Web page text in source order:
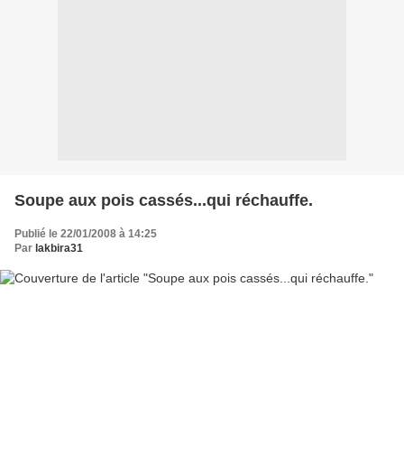
Soupe aux pois cassés...qui réchauffe.
Publié le 22/01/2008 à 14:25
Par lakbira31